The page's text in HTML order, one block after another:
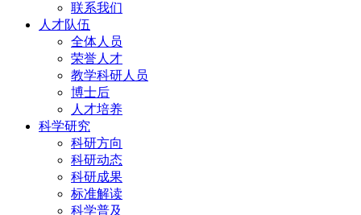
联系我们
人才队伍
全体人员
荣誉人才
教学科研人员
博士后
人才培养
科学研究
科研方向
科研动态
科研成果
标准解读
科学普及